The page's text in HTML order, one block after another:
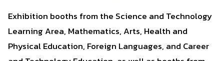
Exhibition booths from the Science and Technology
Learning Area, Mathematics, Arts, Health and
Physical Education, Foreign Languages, and Career